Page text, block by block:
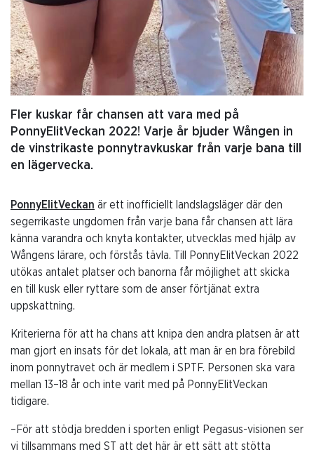
Fler kuskar får chansen att vara med på
PonnyElitVeckan 2022! Varje år bjuder Wången in
de vinstrikaste ponnytravkuskar från varje bana till
en lägervecka.
PonnyElitVeckan är ett inofficiellt landslagsläger där den
segerrikaste ungdomen från varje bana får chansen att lära
känna varandra och knyta kontakter, utvecklas med hjälp av
Wångens lärare, och förstås tävla. Till PonnyElitVeckan 2022
utökas antalet platser och banorna får möjlighet att skicka
en till kusk eller ryttare som de anser förtjänat extra
uppskattning.
Kriterierna för att ha chans att knipa den andra platsen är att
man gjort en insats för det lokala, att man är en bra förebild
inom ponnytravet och är medlem i SPTF. Personen ska vara
mellan 13–18 år och inte varit med på PonnyElitVeckan
tidigare.
–För att stödja bredden i sporten enligt Pegasus-visionen ser
vi tillsammans med ST att det här är ett sätt att stötta